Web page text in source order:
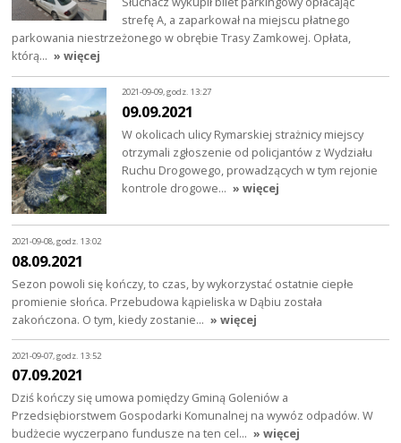
strefę A, a zaparkował na miejscu płatnego
parkowania niestrzeżonego w obrębie Trasy Zamkowej. Opłata,
którą… » więcej
2021-09-09, godz. 13:27
09.09.2021
W okolicach ulicy Rymarskiej strażnicy miejscy
otrzymali zgłoszenie od policjantów z Wydziału
Ruchu Drogowego, prowadzących w tym rejonie
kontrole drogowe… » więcej
2021-09-08, godz. 13:02
08.09.2021
Sezon powoli się kończy, to czas, by wykorzystać ostatnie ciepłe
promienie słońca. Przebudowa kąpieliska w Dąbiu została
zakończona. O tym, kiedy zostanie… » więcej
2021-09-07, godz. 13:52
07.09.2021
Dziś kończy się umowa pomiędzy Gminą Goleniów a
Przedsiębiorstwem Gospodarki Komunalnej na wywóz odpadów. W
budżecie wyczerpano fundusze na ten cel… » więcej